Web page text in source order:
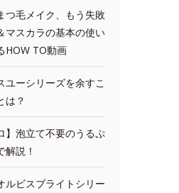
つ毛メイク、もう失敗
マスカラの基本の使い
HOW TO動画
ユーシリーズを余すこ
は？
】泡立て不要のうるぷ
説！
ルビスブライトシリー